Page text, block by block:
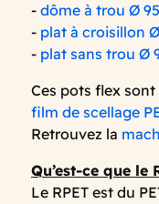
- dôme à trou Ø
- plat à croisillon
- plat sans trou Ø
Ces pots flex
film de scellage
Retrouvez la
Qu’est-ce que le
Le RPET est du